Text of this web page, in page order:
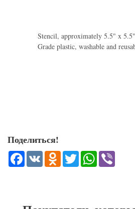
Stencil, approximately 5.5" x
Grade plastic, washable and
Поделиться!
Facebook
VK Odnoklassniki
TwitterWhatsApp